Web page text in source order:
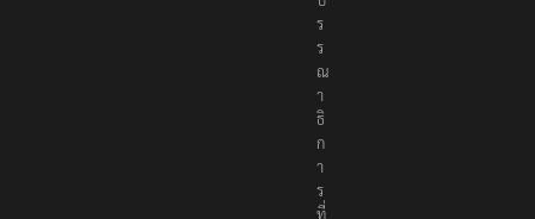
บ
ร
ร
ณ
า
ธิ
ก
า
ร